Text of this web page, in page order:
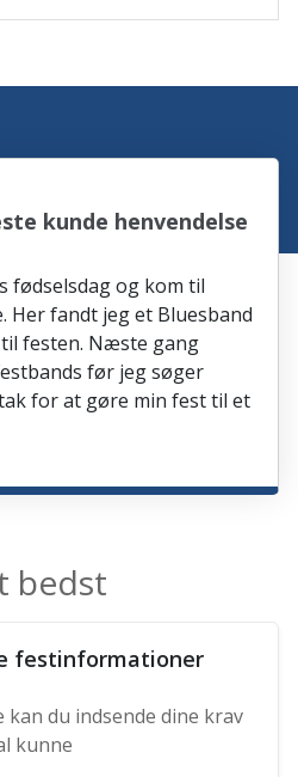
kunde henvendelse
fødselsdag og kom til
Her fandt jeg et Bluesband
festen. Næste gang
før jeg søger
for at gøre min fest til et
bedst
festinformationer
kan du indsende dine krav
kunne